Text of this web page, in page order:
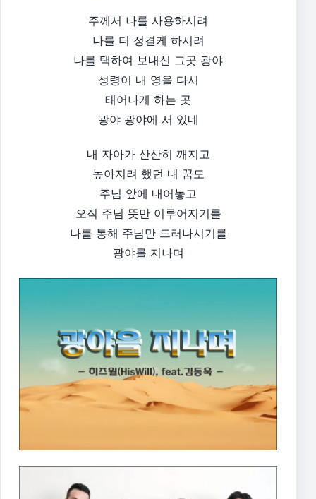
주께서 나를 사용하시려
나를 더 정결케 하시려
나를 택하여 보내신 그곳 광야
성령이 내 영을 다시
태어나게 하는 곳
광야 광야에 서 있네
내 자아가 산산히 깨지고
높아지려 했던 내 꿈도
주님 앞에 내어놓고
오직 주님 뜻만 이루어지기를
나를 통해 주님만 드러나시기를
광야를 지나며